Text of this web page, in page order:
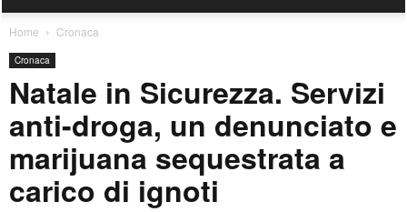
Home Cronaca
Cronaca
Natale in Sicurezza. Servizi
anti-droga, un denunciato e
marijuana sequestrata a
carico di ignoti